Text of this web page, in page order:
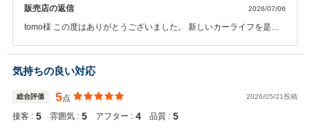
販売店の返信 2026/07/06
tomo様 この度はありがとうございました。 新しいカーライフを是非
気持ちの良い対応
総合評価 5点 2026/05/21投稿
接客 : 5 雰囲気 : 5 アフター : 4 品質 : 5